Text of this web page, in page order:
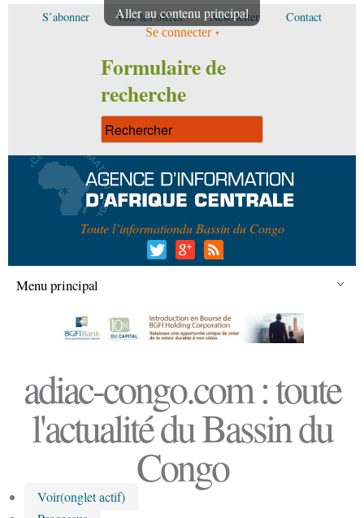
Aller au contenu principal
S’abonner Voir les offres Newsletter Contact
Se connecter
Formulaire de
recherche
Toute l’informationdu Bassin du Congo
Menu principal
adiac-congo.com : toute
l'actualité du Bassin du
Congo
Voir(onglet actif)